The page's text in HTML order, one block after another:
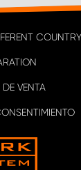
COUNTRY
VENTA